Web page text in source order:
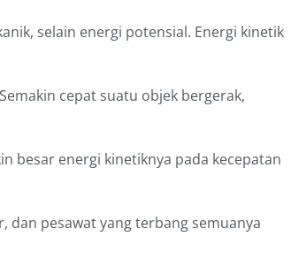
selain energi potensial. Energi kinetik
cepat suatu objek bergerak,
besar energi kinetiknya pada kecepatan
dan pesawat yang terbang semuanya